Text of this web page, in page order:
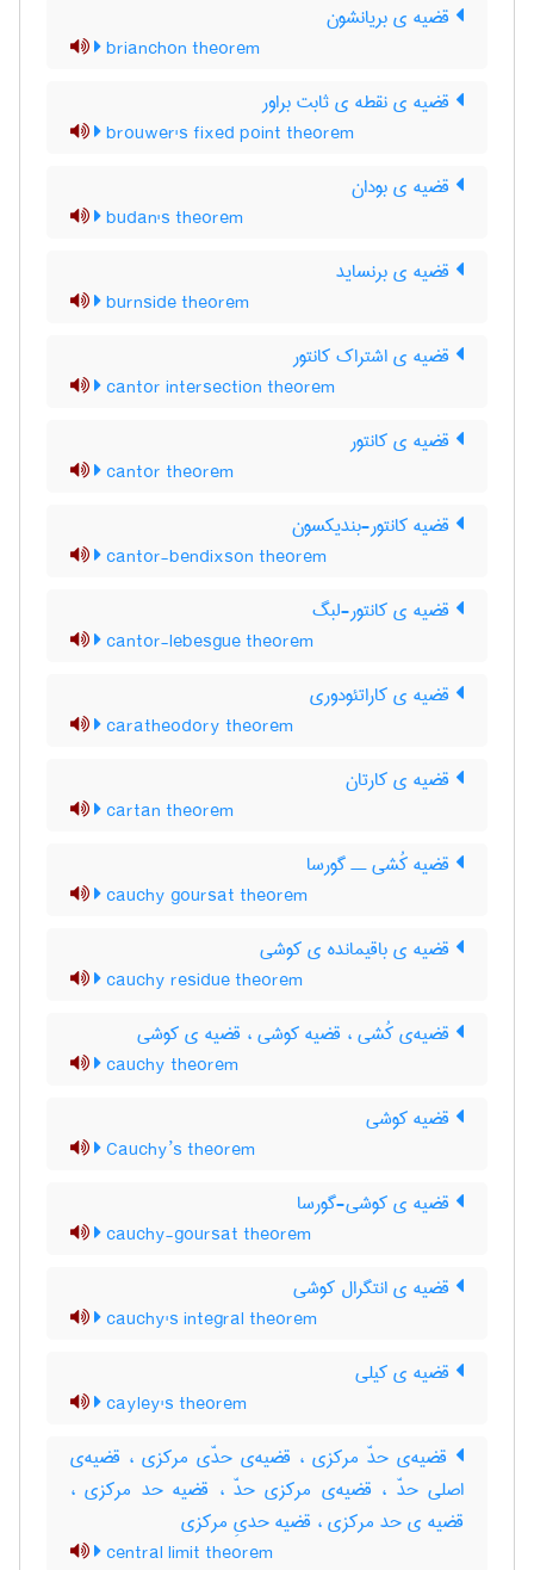
قضیه ی بریانشون
brianchon theorem
قضیه ی نقطه ی ثابت براور
brouwer's fixed point theorem
قضیه ی بودان
budan's theorem
قضیه ی برنساید
burnside theorem
قضیه ی اشتراک کانتور
cantor intersection theorem
قضیه ی کانتور
cantor theorem
قضیه کانتور-بندیکسون
cantor-bendixson theorem
قضیه ی کانتور-لبگ
cantor-lebesgue theorem
قضیه ی کاراتئودوری
caratheodory theorem
قضیه ی کارتان
cartan theorem
قضیه کُشی ــ گورسا
cauchy goursat theorem
قضیه ی باقیمانده ی کوشی
cauchy residue theorem
قضیه‌ی کُشی ، قضیه کوشی ، قضیه ی کوشی
cauchy theorem
قضیه کوشی
Cauchy’s theorem
قضیه ی کوشی-گورسا
cauchy-goursat theorem
قضیه ی انتگرال کوشی
cauchy's integral theorem
قضیه ی کیلی
cayley's theorem
قضیه‌ی حدّ مرکزی ، قضیه‌ی حدّی مرکزی ، قضیه‌ی
اصلی حدّ ، قضیه‌ی مرکزی حدّ ، قضیه حد مرکزی ،
قضیه ی حد مرکزی ، قضیه حدیِ مرکزی
central limit theorem